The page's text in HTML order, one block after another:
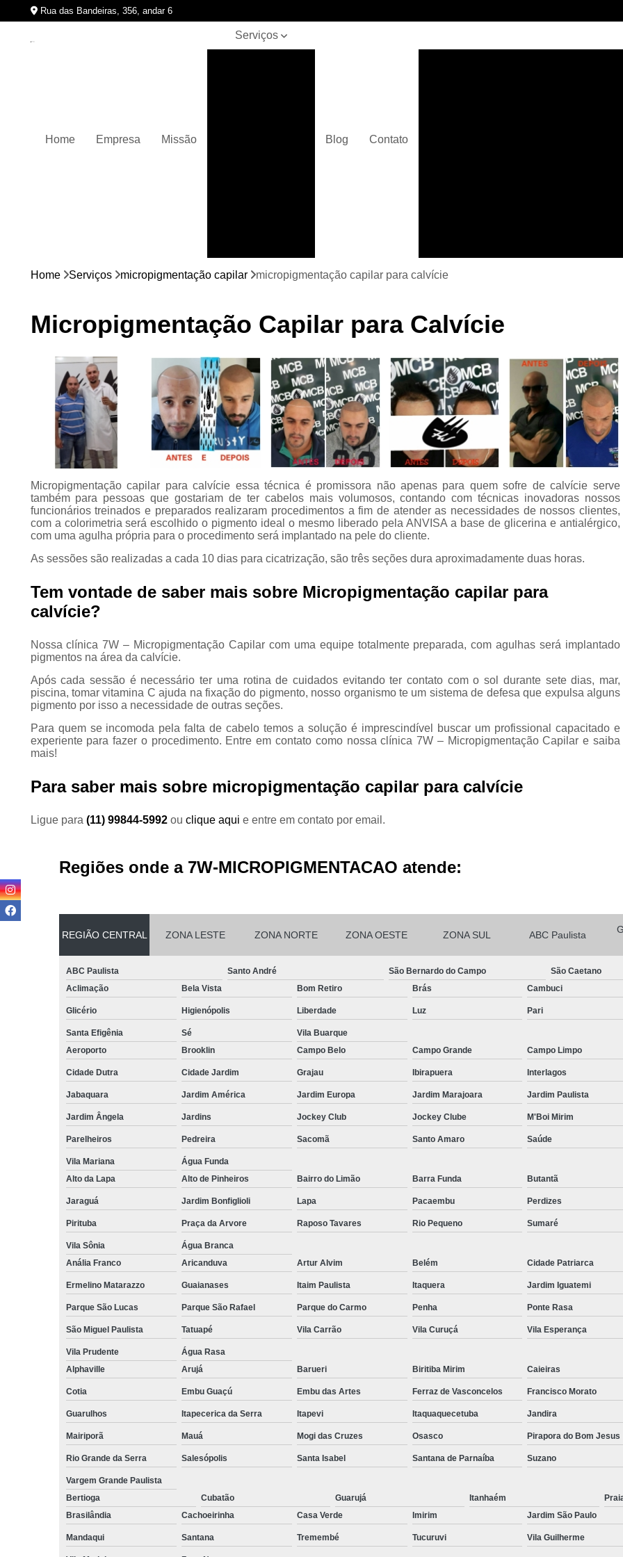
Rua das Bandeiras, 356, andar 6
Home Empresa Missão
Serviços
Preenchimento
Tratamento para
calvície
Blog Contato
Curso de
Curso de Micropigmentação Santo
Curso
Curso Presencial
Cursos de
Cursos de Micropigmentação de
Micropigmentação Capilar com
Micropigmentação Capilar em
Micropigmentação Capilar nas
Micropigmentação Cabelo
Micropigmentação
Micropigmentação Capilar Cabelo
Micropigmentação Capilar
Micropigmentação Capilar Fio
Micropigmentação de
Micropigmentação Fio a Fio
Micropigmentação de Barba São
Micropigmentação Fio a Fio Barba
Micropigmentação na Barba ABC
Nano Micro Capilar São Bernardo do
Nano Micropigmentação de Barba
Nano
Nano
Nano
Nano Pigmentação no
Pigmentação Capilar 3d
Pigmentação Capilar
Pigmentação de Cabelo
Preenchimento Capilar Central
Preenchimento Capilar com
Preenchimento Capilar em
Preenchimento Capilar
Tratamento de Calvície
Tratamento para a Calvície
Tratamento para a Calvície Feminina
Tratamento para Calvície
Home Serviços micropigmentação capilar micropigmentação capilar para calvície
Micropigmentação Capilar para Calvície
Micropigmentação capilar para calvície essa técnica é promissora não apenas para quem sofre de calvície serve
também para pessoas que gostariam de ter cabelos mais volumosos, contando com técnicas inovadoras nossos
funcionários treinados e preparados realizaram procedimentos a fim de atender as necessidades de nossos clientes,
com a colorimetria será escolhido o pigmento ideal o mesmo liberado pela ANVISA a base de glicerina e antialérgico,
com uma agulha própria para o procedimento será implantado na pele do cliente.
As sessões são realizadas a cada 10 dias para cicatrização, são três seções dura aproximadamente duas horas.
Tem vontade de saber mais sobre Micropigmentação capilar para
calvície?
Nossa clínica 7W – Micropigmentação Capilar com uma equipe totalmente preparada, com agulhas será implantado
pigmentos na área da calvície.
Após cada sessão é necessário ter uma rotina de cuidados evitando ter contato com o sol durante sete dias, mar,
piscina, tomar vitamina C ajuda na fixação do pigmento, nosso organismo te um sistema de defesa que expulsa alguns
pigmento por isso a necessidade de outras seções.
Para quem se incomoda pela falta de cabelo temos a solução é imprescindível buscar um profissional capacitado e
experiente para fazer o procedimento. Entre em contato como nossa clínica 7W – Micropigmentação Capilar e saiba
mais!
Para saber mais sobre micropigmentação capilar para calvície
Ligue para (11) 99844-5992 ou clique aqui e entre em contato por email.
Regiões onde a 7W-MICROPIGMENTACAO atende:
REGIÃO CENTRAL ZONA LESTE ZONA NORTE ZONA OESTE ZONA SUL ABC Paulista
ABC Paulista Santo André São Bernardo do Campo São Caetano
Aclimação
Bela Vista Bom Retiro Brás Cambuci
Glicério Higienópolis Liberdade Luz Pari
Santa Efigênia Sé
Vila Buarque
Aeroporto
Brooklin Campo Belo Campo Grande Campo Limpo
Cidade Dutra Cidade Jardim Grajau Ibirapuera Interlagos
Jabaquara Jardim América Jardim Europa Jardim Marajoara Jardim Paulista
Jardim Ângela Jardins Jockey Club Jockey Clube M'Boi Mirim
Parelheiros Pedreira Sacomã Santo Amaro Saúde
Vila Mariana
Água Funda
Alto da Lapa
Alto de Pinheiros Bairro do Limão Barra Funda Butantã
Jaraguá Jardim Bonfiglioli Lapa Pacaembu Perdizes
Pirituba Praça da Arvore Raposo Tavares Rio Pequeno Sumaré
Vila Sônia
Água Branca
Anália Franco
Aricanduva Artur Alvim Belém Cidade Patriarca
Ermelino Matarazzo Guaianases Itaim Paulista Itaquera Jardim Iguatemi
Parque São Lucas Parque São Rafael Parque do Carmo Penha Ponte Rasa
São Miguel Paulista Tatuapé Vila Carrão Vila Curuçá Vila Esperança
Vila Prudente
Água Rasa
Alphaville
Arujá Barueri Biritiba Mirim Caieiras
Cotia Embu Guaçú Embu das Artes Ferraz de Vasconcelos Francisco Morato
Guarulhos Itapecerica da Serra Itapevi Itaquaquecetuba Jandira
Mairiporã Mauá Mogi das Cruzes Osasco Pirapora do Bom Jesus
Rio Grande da Serra Salesópolis Santa Isabel Santana de Parnaíba Suzano
Vargem Grande Paulista
Bertioga
Cubatão Guarujá Itanhaém
Brasilândia
Cachoeirinha Casa Verde Imirim Jardim São Paulo
Mandaqui Santana Tremembé Tucuruvi Vila Guilherme